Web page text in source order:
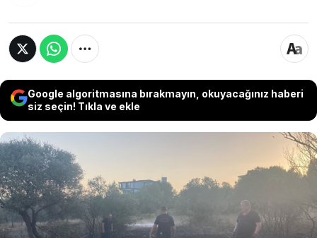
Google algoritmasına bırakmayın, okuyacağınız haberi
siz seçin! Tıkla ve ekle
Kocaeli’nin Darıca ilçesinde yakılan
mangalın ateşi otluk alana sıçradı.
Çıkan yangında 2 dönümlük alan kül